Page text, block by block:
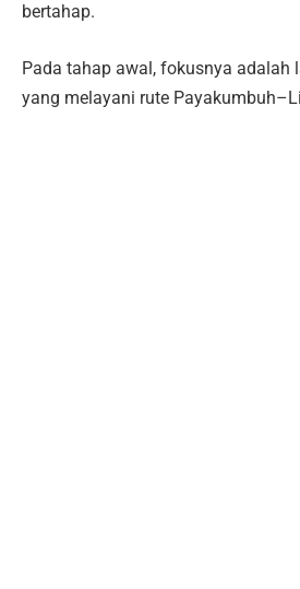
bertahap.
Pada tahap awal, fokusnya adalah
yang melayani rute